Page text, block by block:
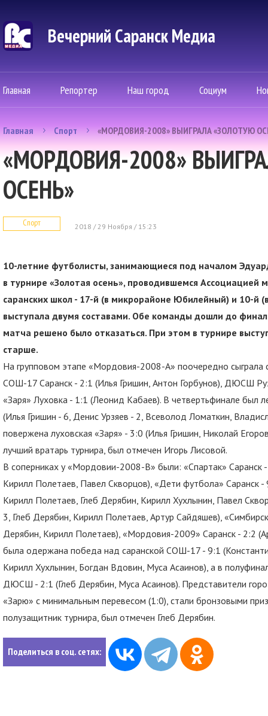
Вечерний Саранск Mедиа
Главная Репортер Наш город Социум
Главная Спорт «МОРДОВИЯ-2008» ВЫИГРАЛА «ЗОЛОТУЮ
«МОРДОВИЯ-2008»
ОСЕНЬ»
Спорт 2018 / 29 Ноября / 15:23
10-летние футболисты, занимающиеся под началом
в турнире «Золотая осень», проводившемся
саранских школ - 17-й (в микрорайоне Юбилейный) и 10-й
выступала двумя составами. Обе команды дошли до
матча решено было отказаться. При этом в турнире
старше.
На групповом этапе «Мордовия-2008-А» поочередно
СОШ-17 Саранск - 2:1 (Илья Гришин, Антон Горбунов), ДЮСШ
«Заря» Луховка - 1:1 (Леонид Кабаев). В четвертьфинале был
(Илья Гришин - 6, Денис Урзяев - 2, Всеволод Ломаткин,
повержена луховская «Заря» - 3:0 (Илья Гришин, Николай
лучший вратарь турнира, был отмечен Игорь Лисовой.
В соперниках у «Мордовии-2008-В» были: «Спартак» Саранск
Кирилл Полетаев, Павел Скворцов), «Дети футбола» Саранск -
Кирилл Полетаев, Глеб Дерябин, Кирилл Хухлынин, Павел
3, Глеб Дерябин, Кирилл Полетаев, Артур Сайдяшев),
Дерябин, Кирилл Полетаев), «Мордовия-2009» Саранск - 2:2
была одержана победа над саранской СОШ-17 - 9:1
Кирилл Хухлынин, Богдан Вдовин, Муса Асаинов), а в
ДЮСШ - 2:1 (Глеб Дерябин, Муса Асаинов). Представители
«Зарю» с минимальным перевесом (1:0), стали бронзовыми
полузащитник турнира, был отмечен Глеб Дерябин.
Поделиться в соц. сетях: